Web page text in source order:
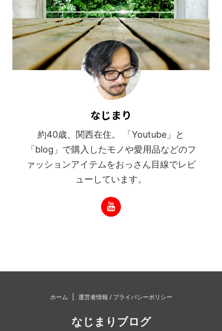
なじまり
約40歳、関西在住。 「Youtube」と
「blog」で購入したモノや愛用品などのフ
ァッションアイテムをおっさん目線でレビ
ューしています。
ホーム 運営者情報 / プライバシーポリシー
なじまりブログ